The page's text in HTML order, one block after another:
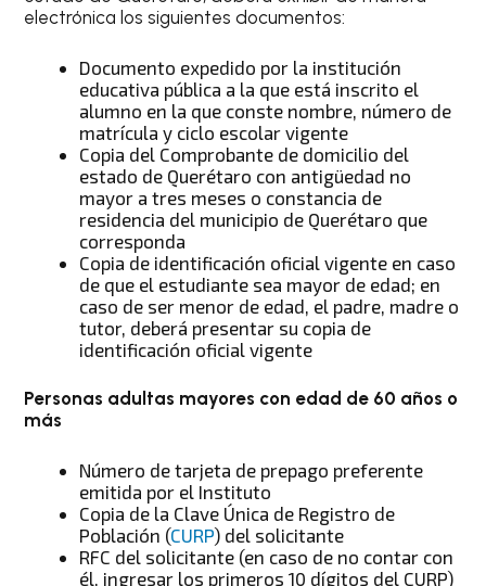
electrónica los siguientes documentos:
Documento expedido por la institución
educativa pública a la que está inscrito el
alumno en la que conste nombre, número de
matrícula y ciclo escolar vigente
Copia del Comprobante de domicilio del
estado de Querétaro con antigüedad no
mayor a tres meses o constancia de
residencia del municipio de Querétaro que
corresponda
Copia de identificación oficial vigente en caso
de que el estudiante sea mayor de edad; en
caso de ser menor de edad, el padre, madre o
tutor, deberá presentar su copia de
identificación oficial vigente
Personas adultas mayores con edad de 60 años o
más
Número de tarjeta de prepago preferente
emitida por el Instituto
Copia de la Clave Única de Registro de
Población (CURP) del solicitante
RFC del solicitante (en caso de no contar con
él, ingresar los primeros 10 dígitos del CURP)